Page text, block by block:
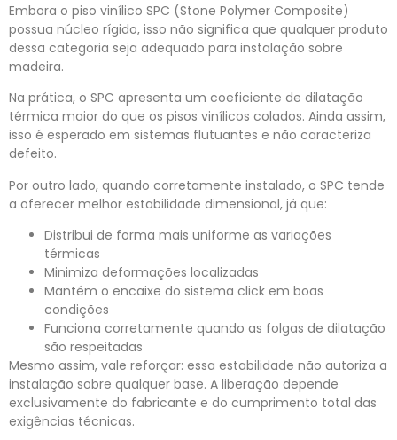
Embora o piso vinílico SPC (Stone Polymer Composite)
possua núcleo rígido, isso não significa que qualquer produto
dessa categoria seja adequado para instalação sobre
madeira.
Na prática, o SPC apresenta um coeficiente de dilatação
térmica maior do que os pisos vinílicos colados. Ainda assim,
isso é esperado em sistemas flutuantes e não caracteriza
defeito.
Por outro lado, quando corretamente instalado, o SPC tende
a oferecer melhor estabilidade dimensional, já que:
Distribui de forma mais uniforme as variações
térmicas
Minimiza deformações localizadas
Mantém o encaixe do sistema click em boas
condições
Funciona corretamente quando as folgas de dilatação
são respeitadas
Mesmo assim, vale reforçar: essa estabilidade não autoriza a
instalação sobre qualquer base. A liberação depende
exclusivamente do fabricante e do cumprimento total das
exigências técnicas.